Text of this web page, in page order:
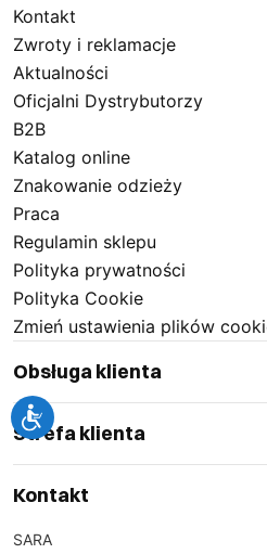
Kontakt
Zwroty i reklamacje
Aktualności
Oficjalni Dystrybutorzy
B2B
Katalog online
Znakowanie odzieży
Praca
Regulamin sklepu
Polityka prywatności
Polityka Cookie
Zmień ustawienia plików
Obsługa klienta
Strefa klienta
Kontakt
SARA